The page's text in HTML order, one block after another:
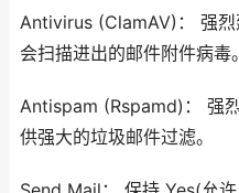
Antivirus (ClamAV)： 强
会扫描进出的邮件附件病毒。
Antispam (Rspamd)： 强
供强大的垃圾邮件过滤。